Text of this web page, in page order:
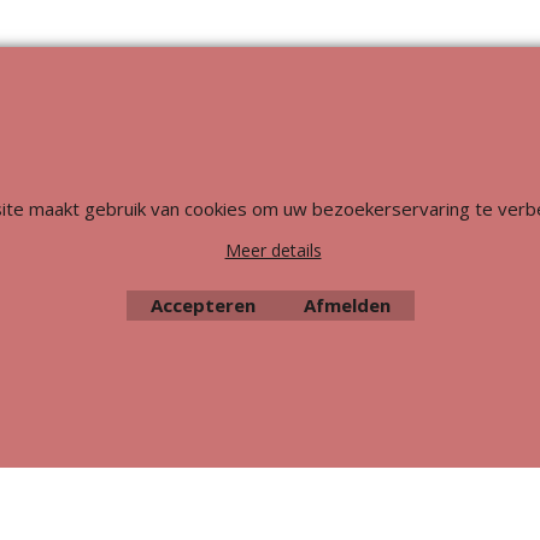
maakt gebruik van cookies om uw bezoekerservaring te
Meer details
Accepteren Afmelden